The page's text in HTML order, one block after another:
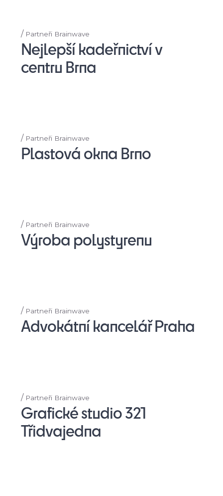
/ Partneři Brainwave
Nejlepší kadeřnictví v
centru Brna
/ Partneři Brainwave
Plastová okna Brno
/ Partneři Brainwave
Výroba polystyrenu
/ Partneři Brainwave
Advokátní kancelář Praha
/ Partneři Brainwave
Grafické studio 321
Třidvajedna